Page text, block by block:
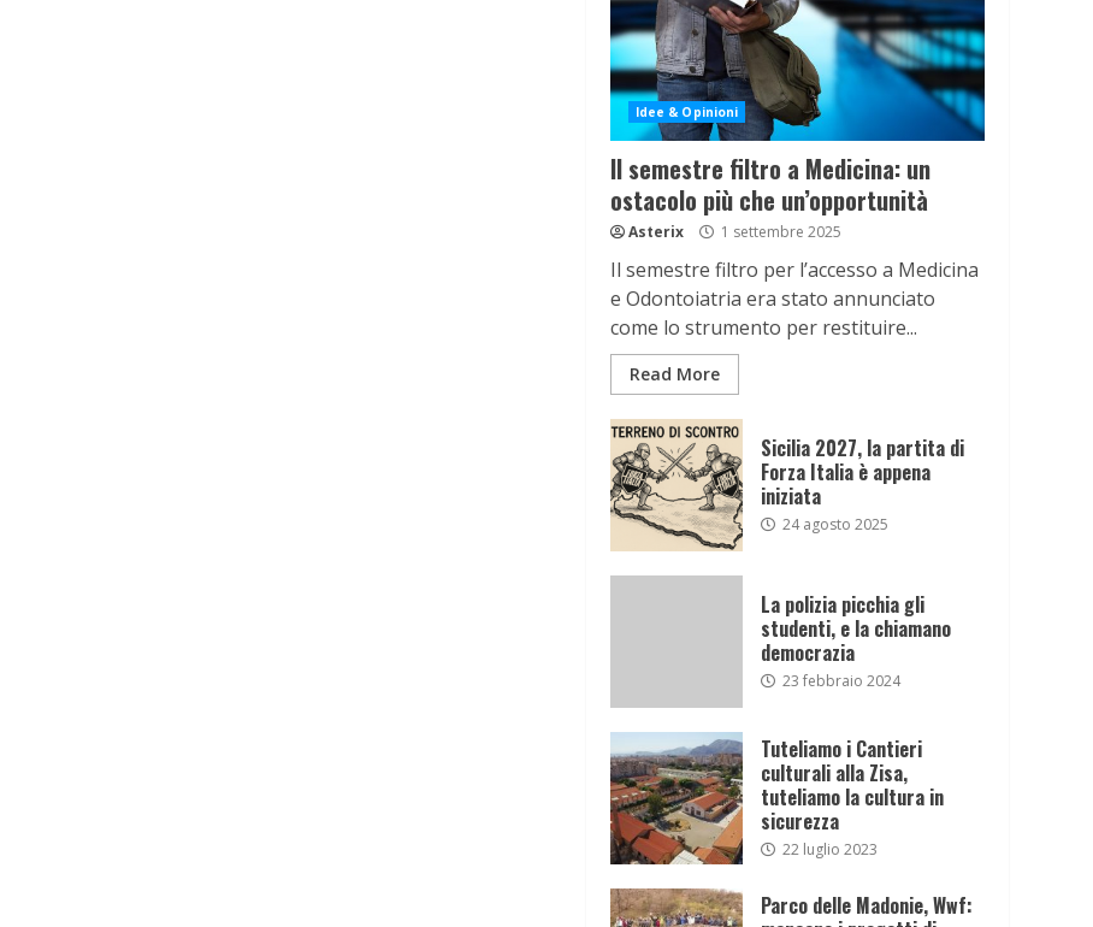
Idee & Opinioni
Il semestre filtro a Medicina: un
ostacolo più che un’opportunità
Asterix 1 settembre 2025
Il semestre filtro per l’accesso a Medicina
e Odontoiatria era stato annunciato
come lo strumento per restituire...
Read More
Sicilia 2027, la partita di
Forza Italia è appena
iniziata
24 agosto 2025
La polizia picchia gli
studenti, e la chiamano
democrazia
23 febbraio 2024
Tuteliamo i Cantieri
culturali alla Zisa,
tuteliamo la cultura in
sicurezza
22 luglio 2023
Parco delle Madonie, Wwf: